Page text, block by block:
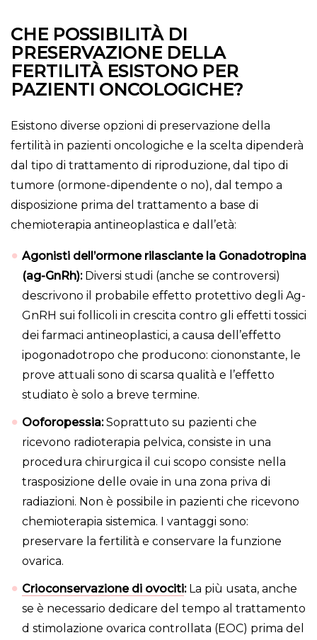
CHE POSSIBILITÀ DI
PRESERVAZIONE DELLA
FERTILITÀ ESISTONO PER
PAZIENTI ONCOLOGICHE?
Esistono diverse opzioni di preservazione della
fertilità in pazienti oncologiche e la scelta dipenderà
dal tipo di trattamento di riproduzione, dal tipo di
tumore (ormone-dipendente o no), dal tempo a
disposizione prima del trattamento a base di
chemioterapia antineoplastica e dall’età:
Agonisti dell’ormone rilasciante la Gonadotropina
(ag-GnRh): Diversi studi (anche se controversi)
descrivono il probabile effetto protettivo degli Ag-
GnRH sui follicoli in crescita contro gli effetti tossici
dei farmaci antineoplastici, a causa dell’effetto
ipogonadotropo che producono: ciononstante, le
prove attuali sono di scarsa qualità e l’effetto
studiato è solo a breve termine.
Ooforopessia:Soprattuto su pazienti che
ricevono radioterapia pelvica, consiste in una
procedura chirurgica il cui scopo consiste nella
trasposizione delle ovaie in una zona priva di
radiazioni. Non è possibile in pazienti che ricevono
chemioterapia sistemica. I vantaggi sono:
preservare la fertilità e conservare la funzione
ovarica.
Crioconservazione di ovociti:La più usata, anche
se è necessario dedicare del tempo al trattamento
d stimolazione ovarica controllata (EOC) prima del